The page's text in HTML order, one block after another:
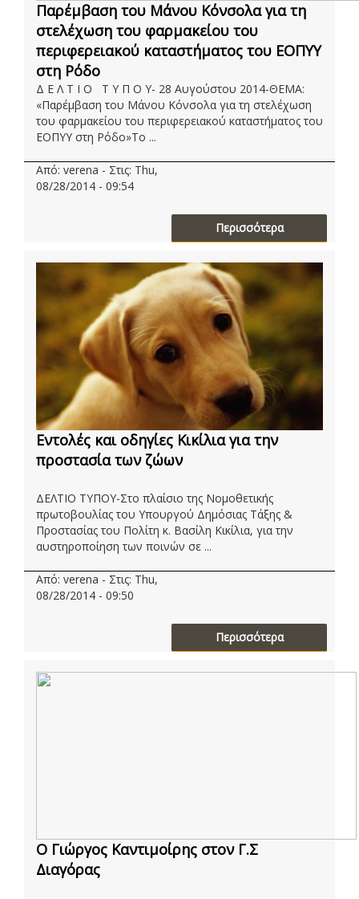
Παρέμβαση του Μάνου Κόνσολα για τη
στελέχωση του φαρμακείου του
περιφερειακού καταστήματος του ΕΟΠΥΥ
στη Ρόδο
Δ Ε Λ Τ Ι Ο Τ Υ Π Ο Υ- 28 Αυγούστου 2014-ΘΕΜΑ:
«Παρέμβαση του Μάνου Κόνσολα για τη στελέχωση
του φαρμακείου του περιφερειακού καταστήματος του
ΕΟΠΥΥ στη Ρόδο»Το ...
Από: verena - Στις: Thu,
08/28/2014 - 09:54
Περισσότερα
Εντολές και οδηγίες Κικίλια για την
προστασία των ζώων
ΔΕΛΤΙΟ ΤΥΠΟΥ-Στο πλαίσιο της Νομοθετικής
πρωτοβουλίας του Υπουργού Δημόσιας Τάξης &
Προστασίας του Πολίτη κ. Βασίλη Κικίλια, για την
αυστηροποίηση των ποινών σε ...
Από: verena - Στις: Thu,
08/28/2014 - 09:50
Περισσότερα
Ο Γιώργος Καντιμοίρης στον Γ.Σ
Διαγόρας